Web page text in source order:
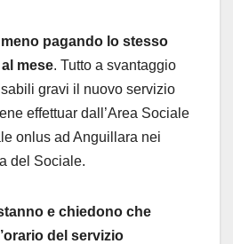
meno pagando lo stesso
mese. Tutto a svantaggio
gravi il nuovo servizio
effettuar dall’Area Sociale
onlus ad Anguillara nei
del Sociale.
e chiedono che
del servizio